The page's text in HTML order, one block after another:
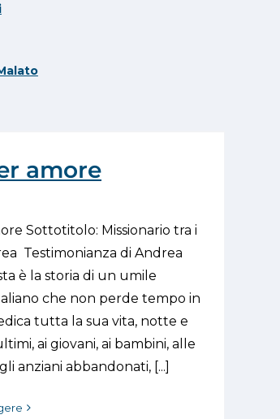
amore
Sottotitolo: Missionario tra i
Testimonianza di Andrea
è la storia di un umile
che non perde tempo in
tutta la sua vita, notte e
ai giovani, ai bambini, alle
anziani abbandonati, [...]